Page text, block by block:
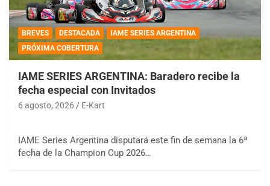
BREVES DESTACADA
IAME SERIES ARGENTINA
PRÓXIMA COBERTURA
IAME SERIES ARGENTINA: Baradero recibe la
fecha especial con Invitados
6 agosto, 2026 E-Kart
IAME Series Argentina disputará este fin de semana la 6ª
fecha de la Champion Cup 2026…